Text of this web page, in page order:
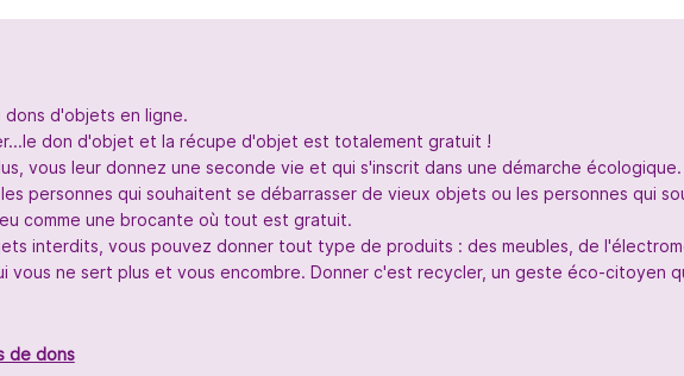
d'objets en ligne.
don d'objet et la récupe d'objet est totalement gratuit !
vous leur donnez une seconde vie et qui s'inscrit dans une démarche écologique.
personnes qui souhaitent se débarrasser de vieux objets ou les personnes qui
comme une brocante où tout est gratuit.
interdits, vous pouvez donner tout type de produits : des meubles, de
vous ne sert plus et vous encombre. Donner c'est recycler, un geste éco-citoyen
de dons